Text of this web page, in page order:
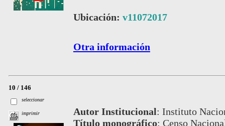
Ubicación: v11072017
Otra información
10 / 146
seleccionar
imprimir Autor Institucional: Instituto
Título monográfico: Censo